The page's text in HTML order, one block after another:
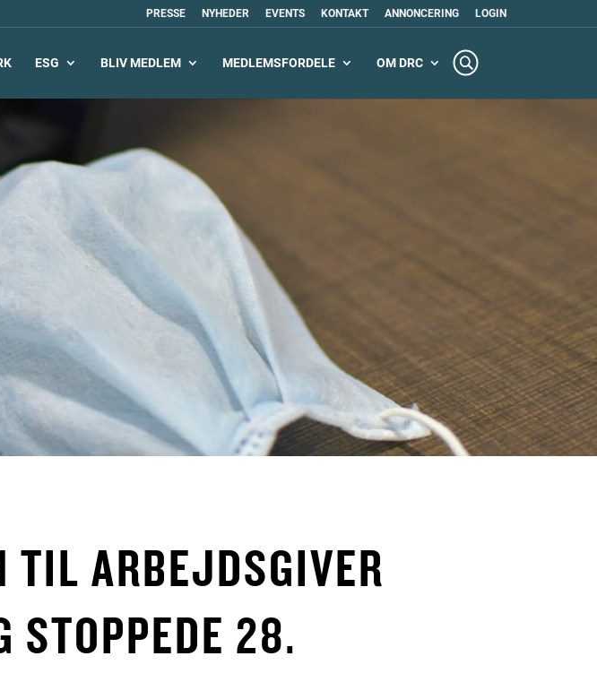
PRESSE NYHEDER EVENTS KONTAKT ANNONCERING LOGIN
ESG BLIV MEDLEM MEDLEMSFORDELE OM DRC
TIL ARBEJDSGIVER
STOPPEDE 28.